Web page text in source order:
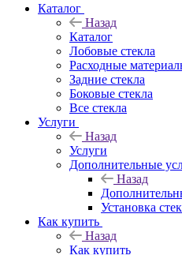
Каталог
Назад
Каталог
Лобовые стекла
Расходные
Задние стекла
Боковые стекла
Все стекла
Услуги
Назад
Услуги
Дополнительные
Назад
Установка
Как купить
Назад
Как купить